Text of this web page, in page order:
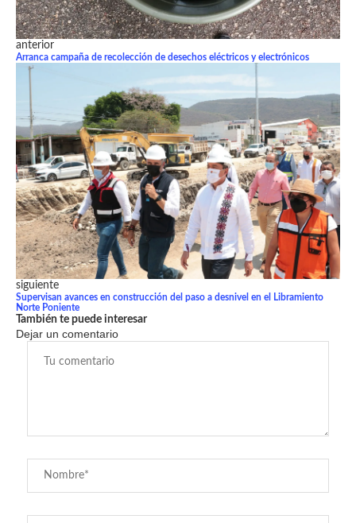
anterior
Arranca campaña de recolección de desechos eléctricos y electrónicos
siguiente
Supervisan avances en construcción del paso a desnivel en el Libramiento
Norte Poniente
También te puede interesar
Dejar un comentario